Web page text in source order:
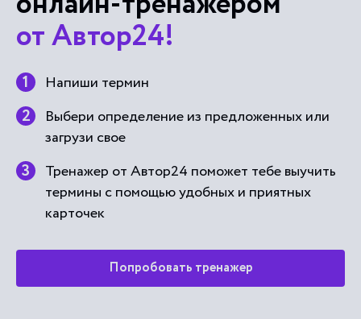
от Автор24!
Напиши термин
Выбери определение из предложенных или
загрузи свое
Тренажер от Автор24 поможет тебе выучить
термины с помощью удобных и приятных
карточек
Попробовать тренажер